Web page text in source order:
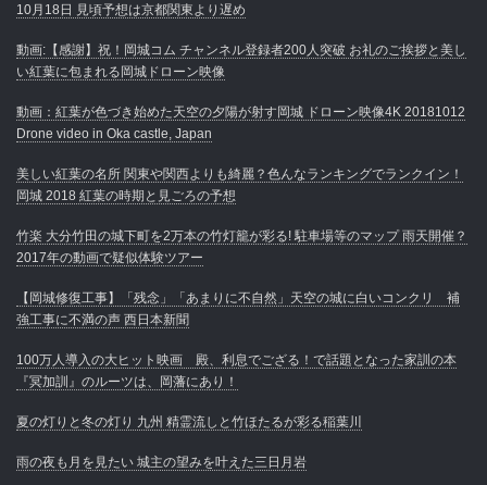
10月18日 見頃予想は京都関東より遅め
動画:【感謝】祝！岡城コム チャンネル登録者200人突破 お礼のご挨拶と美し
い紅葉に包まれる岡城ドローン映像
動画：紅葉が色づき始めた天空の夕陽が射す岡城 ドローン映像4K 20181012
Drone video in Oka castle, Japan
美しい紅葉の名所 関東や関西よりも綺麗？色んなランキングでランクイン！
岡城 2018 紅葉の時期と見ごろの予想
竹楽 大分竹田の城下町を2万本の竹灯籠が彩る! 駐車場等のマップ 雨天開催？
2017年の動画で疑似体験ツアー
【岡城修復工事】「残念」「あまりに不自然」天空の城に白いコンクリ 補
強工事に不満の声 西日本新聞
100万人導入の大ヒット映画 殿、利息でござる！で話題となった家訓の本
『冥加訓』のルーツは、岡藩にあり！
夏の灯りと冬の灯り 九州 精霊流しと竹ほたるが彩る稲葉川
雨の夜も月を見たい 城主の望みを叶えた三日月岩